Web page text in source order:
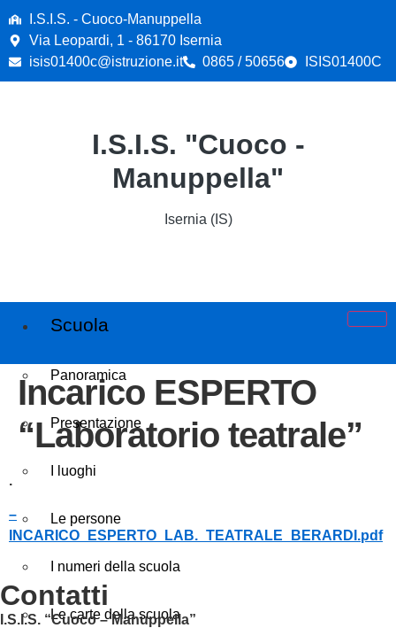
contenuto
I.S.I.S. - Cuoco-Manuppella
Via Leopardi, 1 - 86170 Isernia
isis01400c@istruzione.it
0865 / 50656 ISIS01400C
I.S.I.S. "Cuoco -
Manuppella"
Isernia (IS)
Scuola
Panoramica
Presentazione
I luoghi
Le persone
I numeri della scuola
Le carte della scuola
Incarico ESPERTO
“Laboratorio teatrale”
.
–
INCARICO_ESPERTO_LAB._TEATRALE_BERARDI.pdf
contatti
I.S.I.S. “Cuoco – Manuppella”